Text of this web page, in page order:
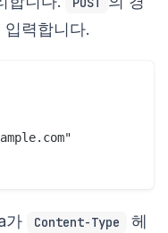
력합니다.
가 Content-Type 헤